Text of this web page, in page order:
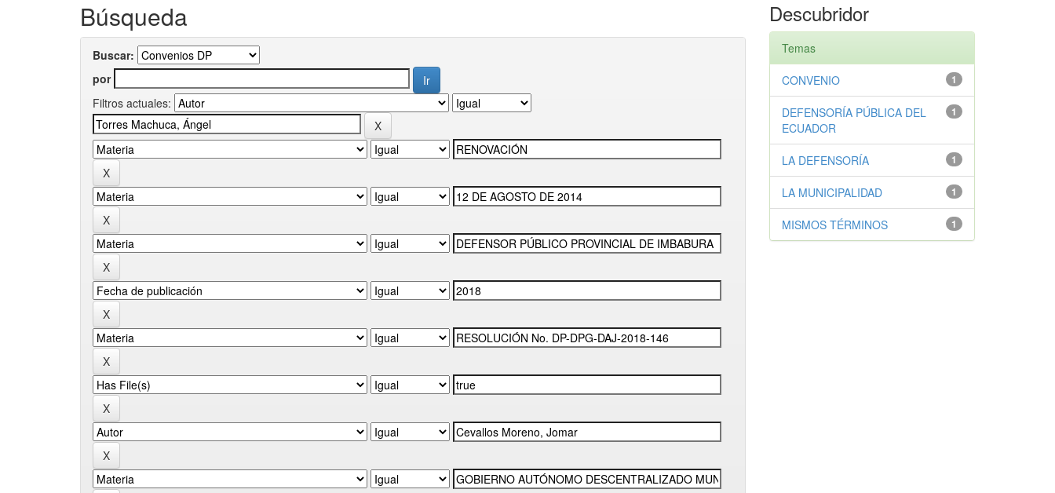
Búsqueda
Buscar:
por
Filtros actuales:
Descubridor
Temas
1
CONVENIO
1
DEFENSORÍA PÚBLICA DEL
ECUADOR
1
LA DEFENSORÍA
1
LA MUNICIPALIDAD
1
MISMOS TÉRMINOS